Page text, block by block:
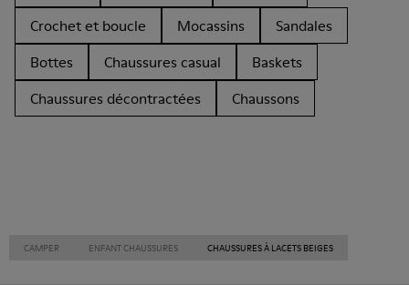
Crochet et boucle
Mocassins
Sandales
Bottes
Chaussures casual
Baskets
Chaussures décontractées
Chaussons
CAMPER ENFANT CHAUSSURES CHAUSSURES À LACETS BEIGES